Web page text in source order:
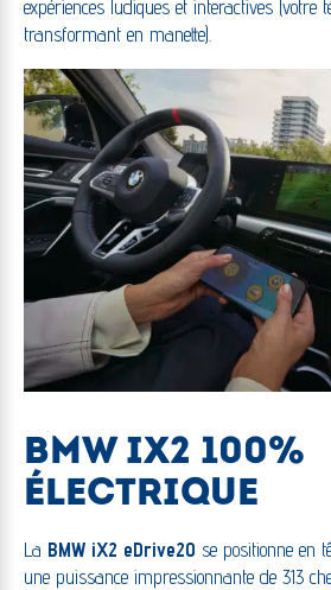
expériences ludiques et interactives (votre
transformant en manette).
BMW IX2 100%
ÉLECTRIQUE
La BMW iX2 eDrive20 se positionne en
une puissance impressionnante de 313